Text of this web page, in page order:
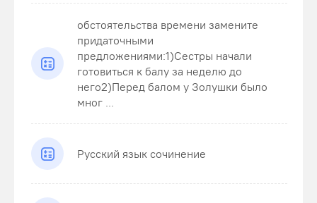
обстоятельства времени замените
придаточными
предложениями:1)Сестры начали
готовиться к балу за неделю до
него2)Перед балом у Золушки было
мног ...
Русский язык сочинение